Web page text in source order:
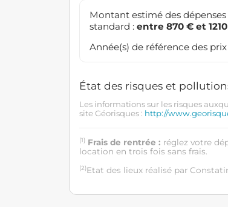
Montant estimé des
standard :entre 870 € et
Année(s) de référence des
État des risques et
Les informations sur les risques
site Géorisques : http://
(1) Frais de rentrée : réglez votre
location en trois fois sans frais.
(2)Etat des lieux réalisé par